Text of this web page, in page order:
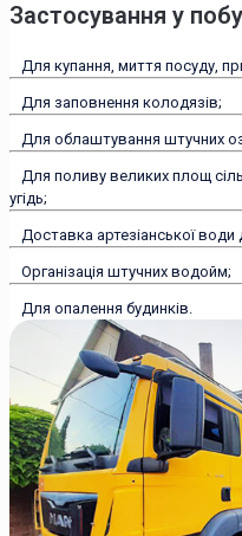
Застосування у
Для купання, миття посуду,
Для заповнення колодязів;
Для облаштування штучних
Для поливу великих площ
угідь;
Доставка артезіанської води
Організація штучних водойм;
Для опалення будинків.